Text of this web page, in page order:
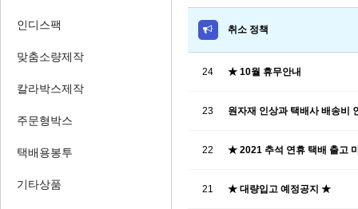
인디스팩
맞춤소량제작
칼라박스제작
주문형박스
택배용봉투
기타상품
취소 정책
24 ★ 10월 휴무안내
23 원자재 인상과 택배사 배송비
22 ★ 2021 추석 연휴 택배 출고
21 ★ 대량입고 예정공지 ★